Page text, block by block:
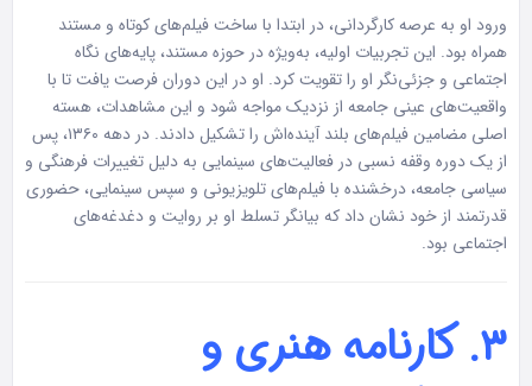
ورود او به عرصه کارگردانی، در ابتدا با ساخت فیلم‌های کوتاه و مستند
همراه بود. این تجربیات اولیه، به‌ویژه در حوزه مستند، پایه‌های نگاه
اجتماعی و جزئی‌نگر او را تقویت کرد. او در این دوران فرصت یافت تا با
واقعیت‌های عینی جامعه از نزدیک مواجه شود و این مشاهدات، هسته
اصلی مضامین فیلم‌های بلند آینده‌اش را تشکیل دادند. در دهه ۱۳۶۰، پس
از یک دوره وقفه نسبی در فعالیت‌های سینمایی به دلیل تغییرات فرهنگی و
سیاسی جامعه، درخشنده با فیلم‌های تلویزیونی و سپس سینمایی، حضوری
قدرتمند از خود نشان داد که بیانگر تسلط او بر روایت و دغدغه‌های
اجتماعی بود.
۳. کارنامه هنری و